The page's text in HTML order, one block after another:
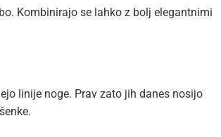
Kombinirajo se lahko z bolj elegantnimi
linije noge. Prav zato jih danes nosijo